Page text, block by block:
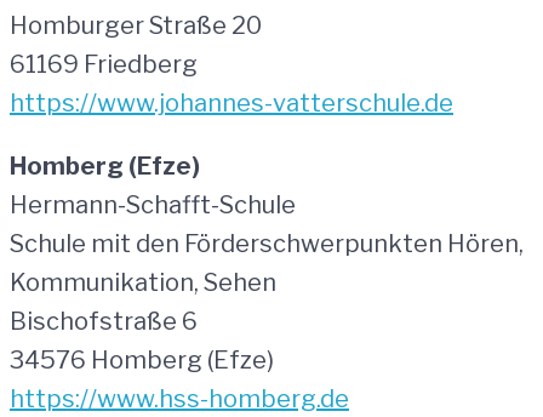
Homburger Straße 20
61169 Friedberg
https://www.johannes-vatterschule.de
Homberg (Efze)
Hermann-Schafft-Schule
Schule mit den Förderschwerpunkten Hören,
Kommunikation, Sehen
Bischofstraße 6
34576 Homberg (Efze)
https://www.hss-homberg.de